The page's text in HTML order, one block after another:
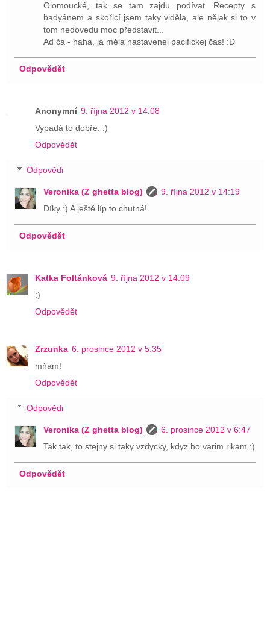
Olomoucké, tak se tam zajdu podívat. Recepty s
badyánem a skořicí jsem taky viděla, ale nějak si to v
tom nedovedu moc představit...
Ad ča - haha, já měla nastavenej pacifickej čas! :D
Odpovědět
Anonymní 9. října 2012 v 14:08
Vypadá to dobře. :)
Odpovědět
Odpovědi
Veronika (Z ghetta blog)
9. října 2012 v 14:19
Díky :) A ještě líp to chutná!
Odpovědět
Katka Foltánková 9. října 2012 v 14:09
:)
Odpovědět
Zrzunka 6. prosince 2012 v 5:35
mňam!
Odpovědět
Odpovědi
Veronika (Z ghetta blog)
6. prosince 2012 v 6:47
Tak tak, to stejny si taky vzdycky, kdyz ho varim rikam :)
Odpovědět